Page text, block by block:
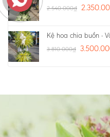
2.540.000₫
Kệ hoa chia buồn -
3.810.000₫